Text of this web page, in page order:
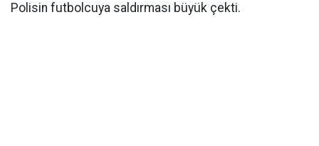
Polisin futbolcuya saldırması büyük çekti.